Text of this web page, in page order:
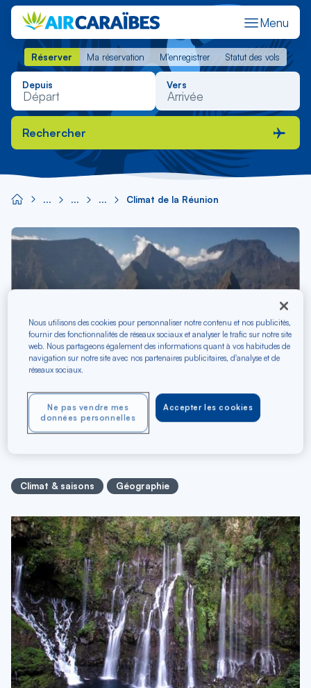
Menu
Réserver Ma réservation M'enregistrer Statut des vols
Réserver Ma réservation M'enregistrer Statut des vols
Depuis Vers
Rechercher
Climat de la Réunion
Image
14/02/2019
Climat de la Réunion
Climat & saisons Géographie
Nous utilisons des cookies pour personnaliser notre contenu et nos publicités,
fournir des fonctionnalités de réseaux sociaux et analyser le trafic sur notre site
web. Nous partageons également des informations quant à vos habitudes de
navigation sur notre site avec nos partenaires publicitaires, d'analyse et de
réseaux sociaux.
Accepter les cookies
Ne pas vendre mes
données personnelles